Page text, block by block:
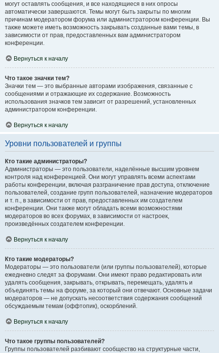
могут оставлять сообщения, и все находящиеся в них опросы
автоматически завершаются. Темы могут быть закрыты по многим
причинам модератором форума или администратором конференции. Вы
также можете иметь возможность закрывать созданные вами темы, в
зависимости от прав, предоставленных вам администратором
конференции.
Вернуться к началу
Что такое значки тем?
Значки тем — это выбранные авторами изображения, связанные с
сообщениями и отражающие их содержание. Возможность
использования значков тем зависит от разрешений, установленных
администратором конференции.
Вернуться к началу
Уровни пользователей и группы
Кто такие администраторы?
Администраторы — это пользователи, наделённые высшим уровнем
контроля над конференцией. Они могут управлять всеми аспектами
работы конференции, включая разграничение прав доступа, отключение
пользователей, создание групп пользователей, назначение модераторов
и т. п., в зависимости от прав, предоставленных им создателем
конференции. Они также могут обладать всеми возможностями
модераторов во всех форумах, в зависимости от настроек,
произведённых создателем конференции.
Вернуться к началу
Кто такие модераторы?
Модераторы — это пользователи (или группы пользователей), которые
ежедневно следят за форумами. Они имеют право редактировать или
удалять сообщения, закрывать, открывать, перемещать, удалять и
объединять темы на форуме, за который они отвечают. Основные задачи
модераторов — не допускать несоответствия содержания сообщений
обсуждаемым темам (оффтопик), оскорблений.
Вернуться к началу
Что такое группы пользователей?
Группы пользователей разбивают сообщество на структурные части,